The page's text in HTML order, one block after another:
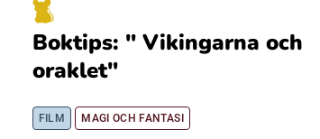
Boktips: " Vikingarna och
oraklet"
FILM MAGI OCH FANTASI